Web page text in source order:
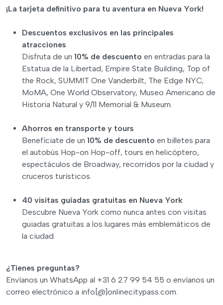
¡La tarjeta definitivo para tu aventura en Nueva York!
Descuentos exclusivos en las principales
atracciones
Disfruta de un 10% de descuento en entradas para la
Estatua de la Libertad, Empire State Building, Top of
the Rock, SUMMIT One Vanderbilt, The Edge NYC,
MoMA, One World Observatory, Museo Americano de
Historia Natural y 9/11 Memorial & Museum.
Ahorros en transporte y tours
Benefíciate de un 10% de descuento en billetes para
el autobús Hop-on Hop-off, tours en helicóptero,
espectáculos de Broadway, recorridos por la ciudad y
cruceros turísticos.
40 visitas guiadas gratuitas en Nueva York
Descubre Nueva York como nunca antes con visitas
guiadas gratuitas a los lugares más emblemáticos de
la ciudad.
¿Tienes preguntas?
Envíanos un WhatsApp al +31 6 27 99 54 55 o envíanos un
correo electrónico a info[@]onlinecitypass.com.